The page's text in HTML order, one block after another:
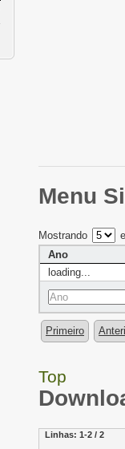
Menu
Mostrando
Ano
loading...
Primeiro
Top
Linhas: 1-2 / 2